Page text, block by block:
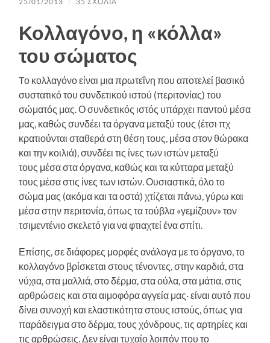
Κολλαγόνο, η «κόλλα»
του σώματος
Tο κολλαγόνο είναι μια πρωτεΐνη που αποτελεί βασικό
συστατικό του συνδετικού ιστού (περιτονίας) του
σώματός μας. Ο συνδετικός ιστός υπάρχει παντού μέσα
μας, καθώς συνδέει τα όργανα μεταξύ τους (έτσι πχ
κρατιούνται σταθερά στη θέση τους, μέσα στον θώρακα
και την κοιλιά), συνδέει τις ίνες των ιστών μεταξύ
τους μέσα στα όργανα, καθώς και τα κύτταρα μεταξύ
τους μέσα στις ίνες των ιστών. Ουσιαστικά, όλο το
σώμα μας (ακόμα και τα οστά) χτίζεται πάνω, γύρω και
μέσα στην περιτονία, όπως τα τούβλα «γεμίζουν» τον
τσιμεντένιο σκελετό για να φτιαχτεί ένα σπίτι.
Επίσης, σε διάφορες μορφές ανάλογα με το όργανο, το
κολλαγόνο βρίσκεται στους τένοντες, στην καρδιά, στα
νύχια, στα μαλλιά, στο δέρμα, στα ούλα, στα μάτια, στις
αρθρώσεις και στα αιμοφόρα αγγεία μας· είναι αυτό που
δίνει συνοχή και ελαστικότητα στους ιστούς, όπως για
παράδειγμα στο δέρμα, τους χόνδρους, τις αρτηρίες και
τις αρθρώσεις. Δεν είναι τυχαίο λοιπόν που το